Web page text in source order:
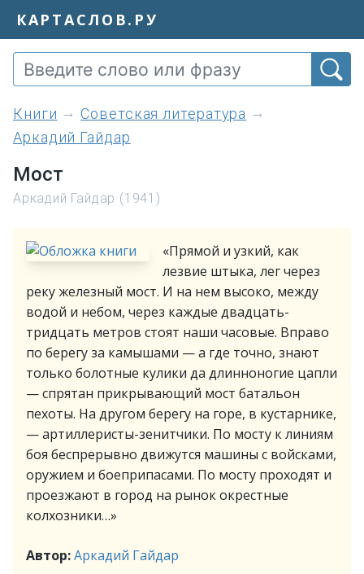
КАРТАСЛОВ.РУ
книги
Советская литература
Аркадий Гайдар
Мост
Аркадий Гайдар (1941)
«Прямой и узкий, как
лезвие штыка, лег через
реку железный мост. И на нем высоко, между
водой и небом, через каждые двадцать-
тридцать метров стоят наши часовые. Вправо
по берегу за камышами — а где точно, знают
только болотные кулики да длинноногие цапли
— спрятан прикрывающий мост батальон
пехоты. На другом берегу на горе, в кустарнике,
— артиллеристы-зенитчики. По мосту к линиям
боя беспрерывно движутся машины с войсками,
оружием и боеприпасами. По мосту проходят и
проезжают в город на рынок окрестные
колхозники…»
Автор:Аркадий Гайдар